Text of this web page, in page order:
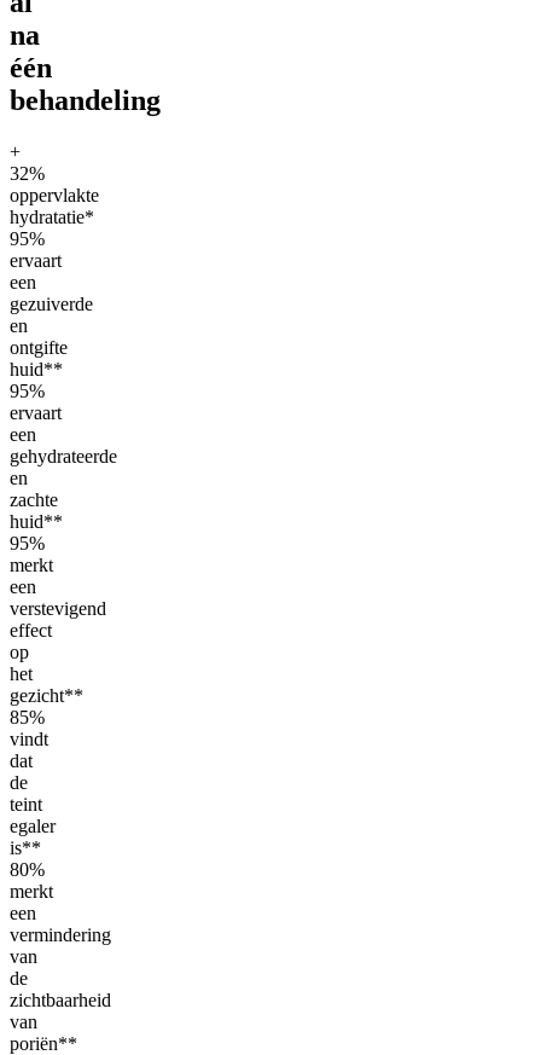
na
één
behandeling
+
32%
oppervlakte
hydratatie*
95%
ervaart
een
gezuiverde
en
ontgifte
huid**
95%
ervaart
een
gehydrateerde
en
zachte
huid**
95%
merkt
een
verstevigend
effect
op
het
gezicht**
85%
vindt
dat
de
teint
egaler
is**
80%
merkt
een
vermindering
van
de
zichtbaarheid
van
poriën**